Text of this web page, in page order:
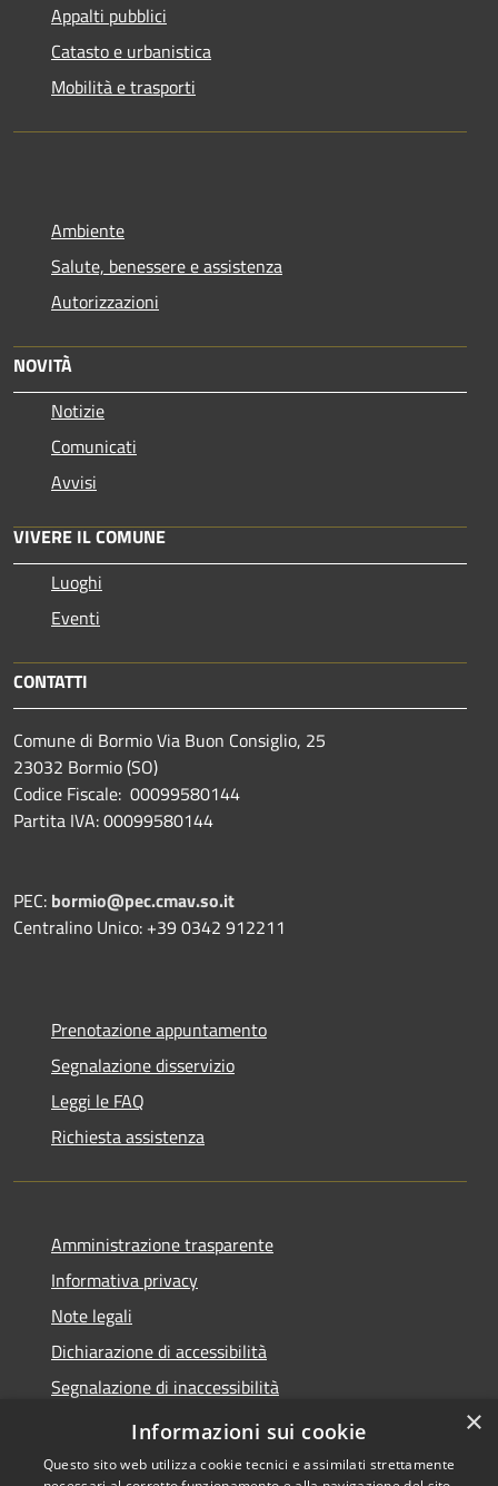
Appalti pubblici
Catasto e urbanistica
Mobilità e trasporti
Ambiente
Salute, benessere e assistenza
Autorizzazioni
NOVITÀ
Notizie
Comunicati
Avvisi
VIVERE IL COMUNE
Luoghi
Eventi
CONTATTI
Comune di Bormio Via Buon Consiglio, 25
23032 Bormio (SO)
Codice Fiscale: 00099580144
Partita IVA: 00099580144
PEC: bormio@pec.cmav.so.it
Centralino Unico: +39 0342 912211
Prenotazione appuntamento
Segnalazione disservizio
Leggi le FAQ
Richiesta assistenza
Amministrazione trasparente
Informativa privacy
Note legali
Dichiarazione di accessibilità
Segnalazione di inaccessibilità
Whistleblowing segnalazione illeciti
×
Informazioni sui cookie
Questo sito web utilizza cookie tecnici e assimilati strettamente